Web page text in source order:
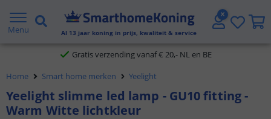
Menu Al 13 jaar koning in prijs, kwaliteit & service
2 jaar garantie
Gratis verzending vanaf € 20,- NL en BE
Klantbeoordeling 9.1
Voor 23:45 uur besteld,
Home Smart home merken Yeelight
Yeelight slimme led lamp - GU10 fitting -
Warm Witte lichtkleur